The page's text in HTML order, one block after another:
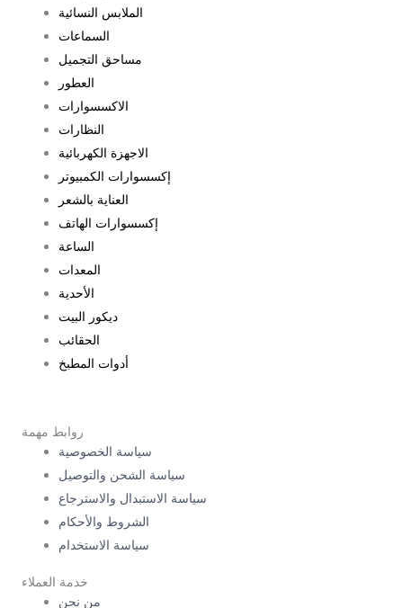
الملابس النسائية
السماعات
مساحق التجميل
العطور
الاكسسوارات
النظارات
الاجهزة الكهربائية
إكسسوارات الكمبيوتر
العناية بالشعر
إكسسوارات الهاتف
الساعة
المعدات
الأحدية
ديكور البيت
الحقائب
أدوات المطبخ
روابط مهمة
سياسة الخصوصية
سياسة الشحن والتوصيل
سياسة الاستبدال والاسترجاع
الشروط والأحكام
سياسة الاستخدام
خدمة العملاء
من نحن